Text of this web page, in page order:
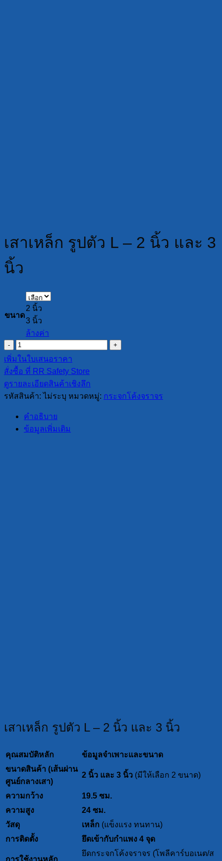
เสาเหล็ก รูปตัว L – 2 นิ้ว และ 3
นิ้ว
ขนาด
2 นิ้ว
3 นิ้ว
ล้างค่า
จำนวน
เสา
เหล็ก
รูป
ตัว
-
นิ้ว
เพิ่มในใบเสนอราคา
สั่งซื้อ ที่ RR Safety Store
ดูรายละเอียดสินค้าเชิงลึก
รหัสสินค้า:ไม่ระบุ หมวดหมู่: กระจกโค้งจราจร
คำอธิบาย
ข้อมูลเพิ่มเติม
เสาเหล็ก รูปตัว L – 2 นิ้ว และ 3 นิ้ว
คุณสมบัติหลัก
ข้อมูลจำเพาะและขนาด
ขนาดสินค้า (เส้นผ่าน
ศูนย์กลางเสา)
2 นิ้ว และ 3 นิ้ว (มีให้เลือก 2 ขนาด)
ความกว้าง
19.5 ซม.
ความสูง
24 ซม.
วัสดุ
เหล็ก (แข็งแรง ทนทาน)
การติดตั้ง
ยึดเข้ากับกำแพง 4 จุด
การใช้งานหลัก
ยึดกระจกโค้งจราจร (โพลีคาร์บอเนต/ส